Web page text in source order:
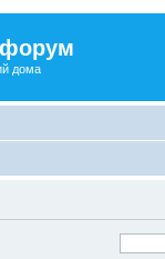
форум
дома